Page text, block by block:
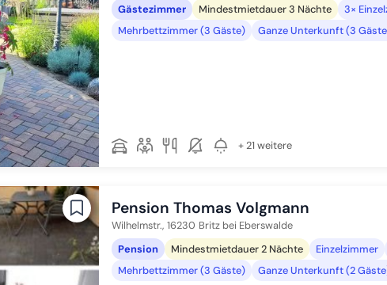
wechseln
wechseln
wechseln
wechseln
Gästezimmer
Mindestmietdauer 3 Nächte 3×
Mehrbettzimmer (3 Gäste)
Ganze Unterkunft (3
+ 21 weitere
Pension Thomas Volgmann
Wilhelmstr., 16230 Britz bei Eberswalde
Pension
Mindestmietdauer 2 Nächte Einzelzimmer
Mehrbettzimmer (3 Gäste)
Ganze Unterkunft (2